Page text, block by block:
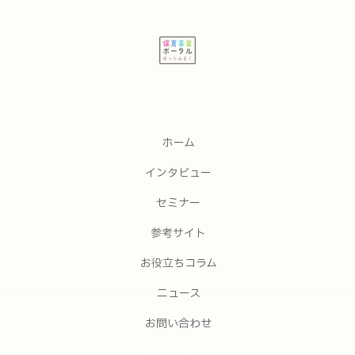
ホーム
インタビュー
セミナー
参考サイト
お役立ちコラム
ニュース
お問い合わせ